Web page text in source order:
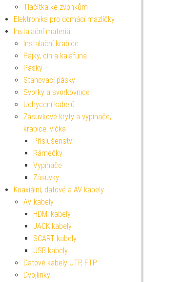
Tlačítka ke zvonkům
Elektronika pro domácí mazlíčky
Instalační materiál
Instalační krabice
Pájky, cín a kalafuna
Pásky
Stahovací pásky
Svorky a svorkovnice
Uchycení kabelů
Zásuvkové kryty a vypínače,
krabice, víčka
Příslušenství
Rámečky
Vypínače
Zásuvky
Koaxiální, datové a AV kabely
AV kabely
HDMI kabely
JACK kabely
SCART kabely
USB kabely
Datové kabely UTP, FTP
Dvojlinky